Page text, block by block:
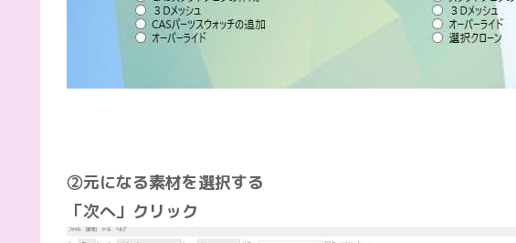
②元になる素材を選択する
「次へ」クリック